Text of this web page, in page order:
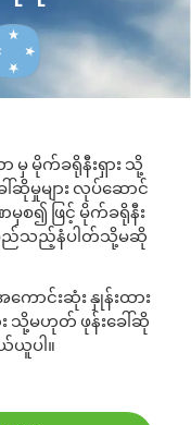
မှ မိုက်ခရိုနီးရှား သို့
ဆိုမှုများ လုပ်ဆောင်
မှစ၍ ဖြင့် မိုက်ခရိုနီး
မည်သည့်နံပါတ်သို့မဆို
ောင်းဆုံး နှုန်းထား
း သို့မဟုတ် ဖုန်းခေါ်ဆို
ပါ။